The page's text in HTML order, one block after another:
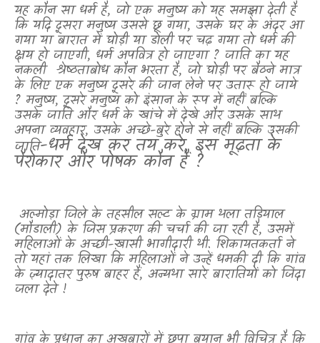
यह कौन सा धर्म है, जो एक मनुष्य को यह समझा देती है
कि यदि दूसरा मनुष्य उससे छू गया, उसके घर के अंदर आ
गया या बारात में घोड़ी या डोली पर चढ़ गया तो धर्म की
क्षय हो जाएगी, धर्म अपवित्र हो जाएगा? जाति का यह
नकली श्रेष्ठताबोध कौन भरता है, जो घोड़ी पर बैठने मात्र
के लिए एक मनुष्य दूसरे की जान लेने पर उतारू हो जाये
? मनुष्य, दूसरे मनुष्य को इंसान के रूप में नहीं बल्कि
उसके जाति और धर्म के खांचे में देखे और उसके साथ
अपना व्यवहार, उसके अच्छे-बुरे होने से नहीं बल्कि उसकी
जाति-धर्म देख कर तय करे,इस मूढ़ता के
पैरोकार और पोषक कौन हैं ?
अल्मोड़ा जिले के तहसील सल्ट के ग्राम थला तड़ियाल
(मौडाली) के जिस प्रकरण की चर्चा की जा रही है, उसमें
महिलाओं के अच्छी-ख़ासी भागीदारी थी. शिकायतकर्ता ने
तो यहां तक लिखा कि महिलाओं ने उन्हें धमकी दी कि गांव
के ज़्यादातर पुरुष बाहर हैं, अन्यथा सारे बारातियों को जिंदा
जला देते !